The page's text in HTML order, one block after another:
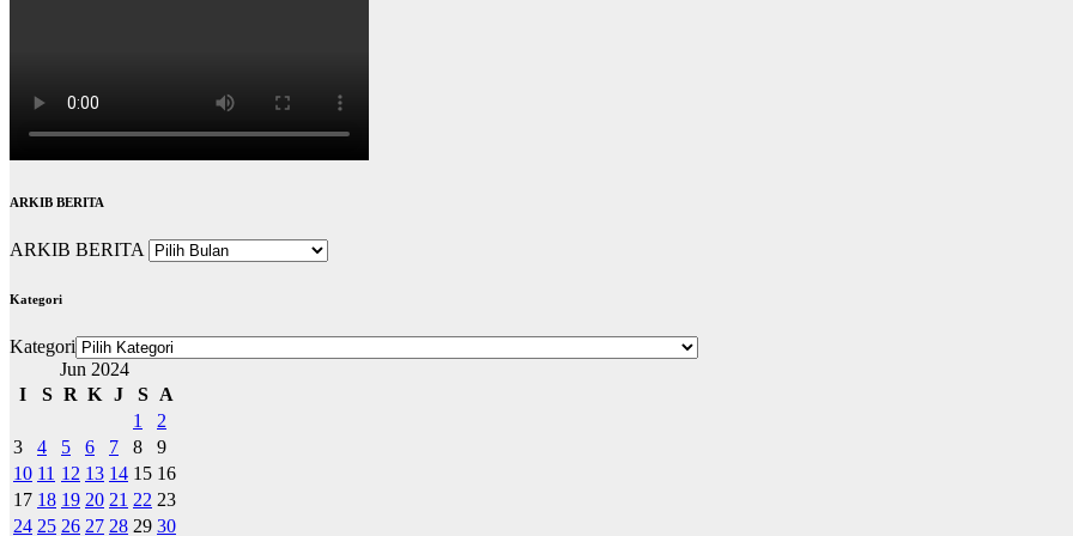
ARKIB BERITA
ARKIB BERITA
Kategori
Kategori
Jun 2024
I
S R K J S
A
1
2
3
4 5 6 7 8
9
10 11 12 13 14 15 16
17 18 19 20 21 22 23
24 25 26 27 28 29 30